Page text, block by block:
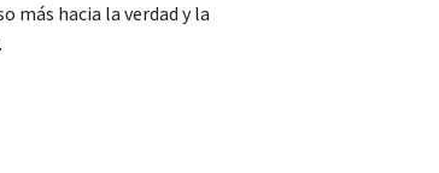
más hacia la verdad y la